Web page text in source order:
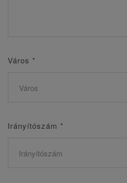
Város *
Irányítószám *